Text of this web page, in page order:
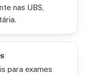
nas UBS,
para exames